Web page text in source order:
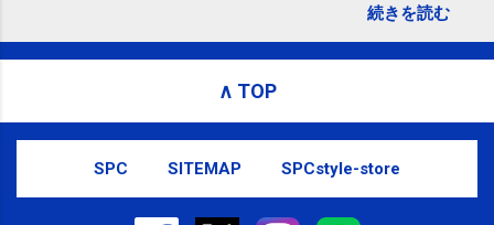
to email updates from サクマフィジカルコンディショ
ニング(@SPCstyle) - Twilog . To stop receiving these
powered by Google Google Inc., 1600 Amphitheatre
Parkway, Mountain View, CA 94043, United States
続きを読む
∧ TOP
SPC SITEMAP SPCstyle-store